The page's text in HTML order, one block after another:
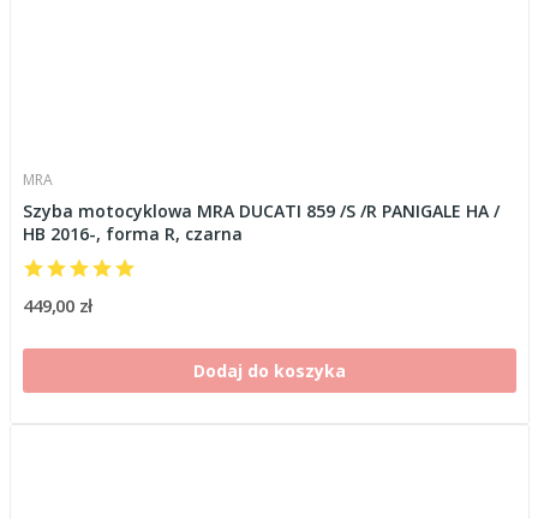
MRA
Szyba motocyklowa MRA DUCATI 859 /S /R PANIGALE HA /
HB 2016-, forma R, czarna
449,00 zł
Dodaj do koszyka